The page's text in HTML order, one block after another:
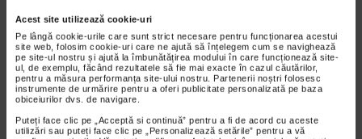
Acest site utilizează cookie-uri
Pe lângă cookie-urile care sunt strict necesare pentru funcționarea acestui
site web, folosim cookie-uri care ne ajută să înțelegem cum se navighează
pe site-ul nostru și ajută la îmbunătățirea modului în care funcționează site-
ul, de exemplu, făcând rezultatele să fie mai exacte în cazul căutărilor,
pentru a măsura performanța site-ului nostru. Partenerii noștri folosesc
instrumente de urmărire pentru a oferi publicitate personalizată pe baza
obiceiurilor dvs. de navigare.
Puteți face clic pe „Acceptă si continuă” pentru a fi de acord cu aceste
utilizări sau puteți face clic pe „Personalizează setările” pentru a vă
persoanele cu psoriazis.
Vremea rece ne tine in general in spatii inchise, unde
sursele de incalzire pot usca pielea si pot declansa
izbucniri mai grave de psoriazis.
Exista mai putina lumina solara in lunile de iarna, ori
dupa cum se stie, expunerea moderata la soare poate